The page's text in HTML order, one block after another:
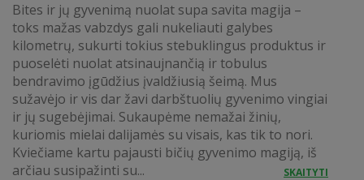
Bites ir jų gyvenimą nuolat supa savita magija –
toks mažas vabzdys gali nukeliauti galybes
kilometrų, sukurti tokius stebuklingus produktus ir
puoselėti nuolat atsinaujnančią ir tobulus
bendravimo įgūdžius įvaldžiusią šeimą. Mus
sužavėjo ir vis dar žavi darbštuolių gyvenimo vingiai
ir jų sugebėjimai. Sukaupėme nemažai žinių,
kuriomis mielai dalijamės su visais, kas tik to nori.
Kviečiame kartu pajausti bičių gyvenimo magiją, iš
arčiau susipažinti su...
SKAITYTI